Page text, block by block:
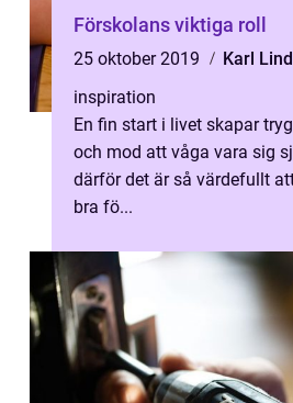
Förskolans viktiga roll
25 oktober 2019
Karl
inspiration
En fin start i livet skapar
och mod att våga vara sig
därför det är så värdefullt
bra fö...